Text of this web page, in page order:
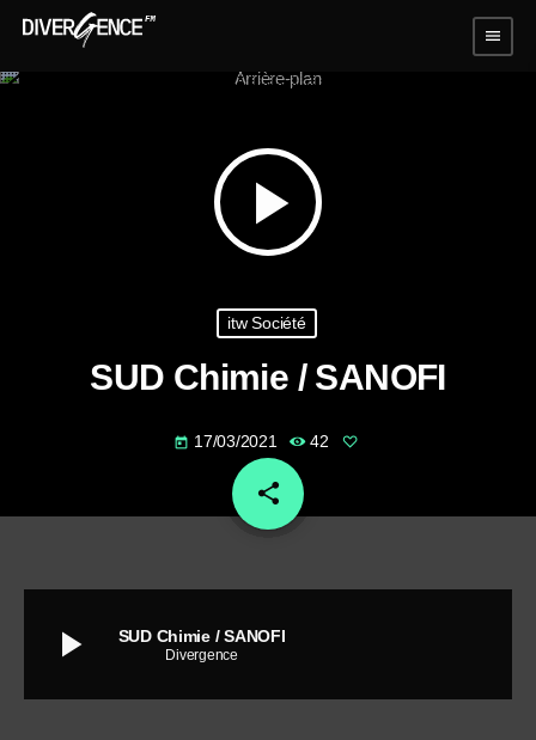
menu
play_arrow
itw Société
SUD Chimie / SANOFI
today 17/03/2021 42
share
email
play_arrow SUD Chimie / SANOFI
Divergence